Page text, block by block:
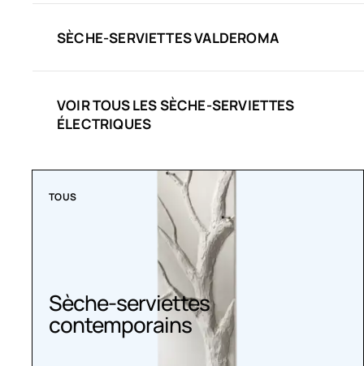
SÈCHE-SERVIETTES VALDEROMA
VOIR TOUS LES SÈCHE-SERVIETTES
ÉLECTRIQUES
TOUS
Sèche-serviettes
contemporains